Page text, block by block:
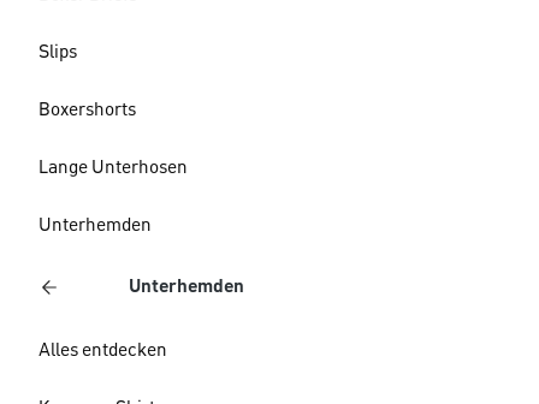
Slips
Boxershorts
Lange Unterhosen
Unterhemden
Unterhemden
Alles entdecken